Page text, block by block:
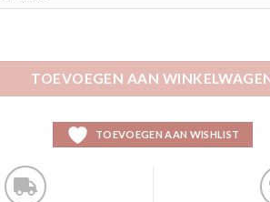
TOEVOEGEN AAN
TOEVOEGEN AAN WISHLIST